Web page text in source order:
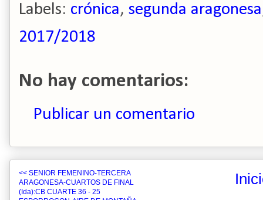
Labels: crónica, segunda aragonesa
2017/2018
No hay comentarios:
Publicar un comentario
<< SENIOR FEMENINO-TERCERA
ARAGONESA-CUARTOS DE FINAL
(Ida):CB CUARTE 36 - 25